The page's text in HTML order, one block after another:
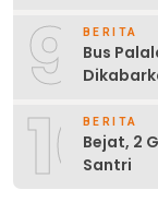
9 BERITA
Bus
10BERITA
Bejat, 2
Santri